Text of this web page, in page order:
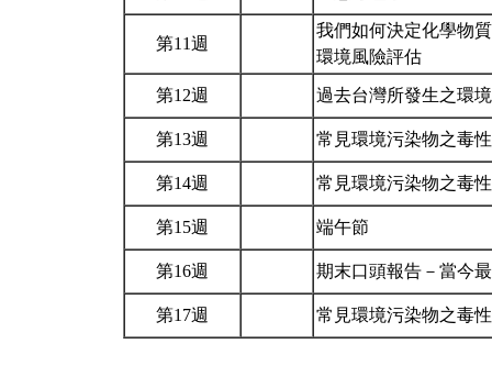
第11週
我們如何決定化學物
環境風險評估
第12週 過去台灣所發生之環
第13週 常見環境污染物之毒
第14週 常見環境污染物之毒
第15週 端午節
第16週 期末口頭報告－當今
第17週 常見環境污染物之毒